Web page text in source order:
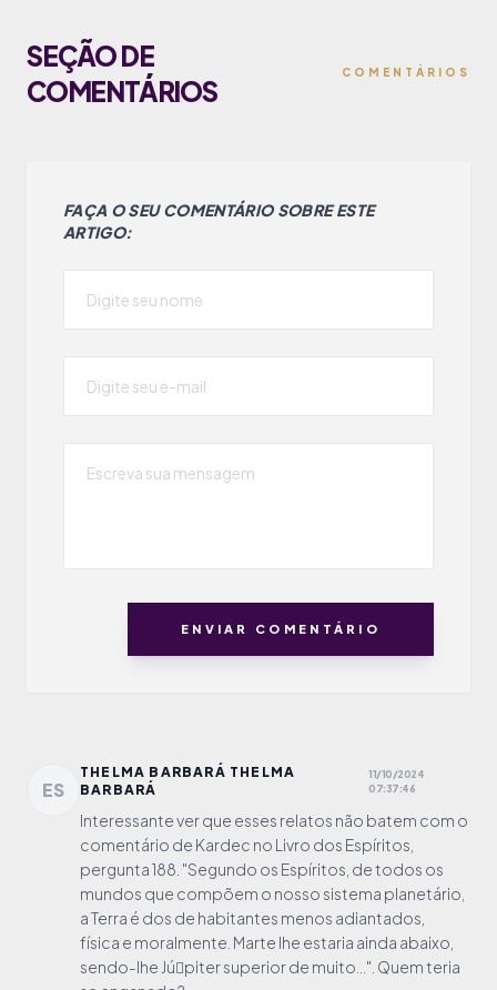
SEÇÃO DE
COMENTÁRIOS
COMENTÁRIOS
FAÇA O SEU COMENTÁRIO SOBRE ESTE
ARTIGO:
ENVIAR COMENTÁRIO
ES
THELMA BARBARÁ THELMA
BARBARÁ
11/10/2024
07:37:46
Interessante ver que esses relatos não batem com o
comentário de Kardec no Livro dos Espíritos,
pergunta 188. "Segundo os Espíritos, de todos os
mundos que compõem o nosso sistema planetário,
a Terra é dos de habitantes menos adiantados,
física e moralmente. Marte lhe estaria ainda abaixo,
sendo-lhe Jú￾piter superior de muito...". Quem teria